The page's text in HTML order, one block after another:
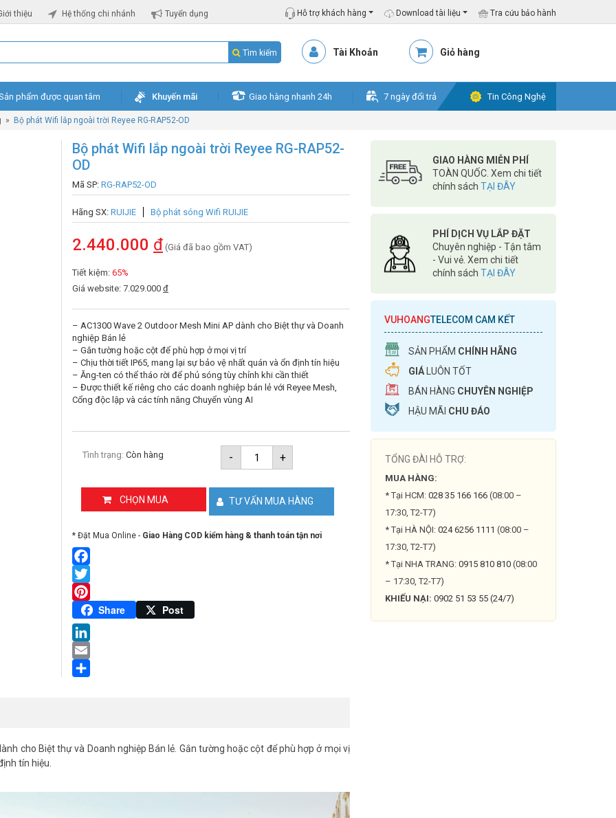
thiệu Hệ thống chi nhánh Tuyển dụng Hỗ trợ khách hàng Download tài liệu Tra cứu bảo hành
Tìm kiếm Tài Khoản Giỏ hàng
phẩm được quan tâm Khuyến mãi Giao hàng nhanh 24h 7 ngày đổi trả Tin Công Nghệ
» Bộ phát Wifi lắp ngoài trời Reyee RG-RAP52-OD
Bộ phát Wifi lắp ngoài trời Reyee RG-RAP52-
OD
Mã SP: RG-RAP52-OD
Hãng SX: RUIJIE Bộ phát sóng Wifi RUIJIE
2.440.000 đ (Giá đã bao gồm VAT)
Tiết kiệm: 65%
Giá website: 7.029.000 đ
– AC1300 Wave 2 Outdoor Mesh Mini AP dành cho Biệt thự và Doanh
nghiệp Bán lẻ
– Gắn tường hoặc cột để phù hợp ở mọi vị trí
– Chịu thời tiết IP65, mang lại sự bảo vệ nhất quán và ổn định tín hiệu
– Ăng-ten có thể tháo rời để phủ sóng tùy chỉnh khi cần thiết
– Được thiết kế riêng cho các doanh nghiệp bán lẻ với Reyee Mesh,
Cổng độc lập và các tính năng Chuyển vùng AI
-
Bộ
phát
Wifi
ngoài
trời
Reyee
RAP52-
+
Tình trạng: Còn hàng
CHỌN MUA TƯ VẤN MUA HÀNG
* Đặt Mua Online - Giao Hàng COD kiểm hàng & thanh toán tận nơi
Facebook
Twitter
Pinterest
Share Post
LinkedIn
Email
cho Biệt thự và Doanh nghiệp Bán lẻ. Gắn tường hoặc cột để phù hợp ở mọi vị
tín hiệu.
GIAO HÀNG MIỄN PHÍ
TOÀN QUỐC. Xem chi tiết
chính sách TẠI ĐÂY
PHÍ DỊCH VỤ LẮP ĐẶT
Chuyên nghiệp - Tận tâm
- Vui vẻ. Xem chi tiết
chính sách TẠI ĐÂY
VUHOANGTELECOM CAM KẾT
SẢN PHẨM CHÍNH HÃNG
GIÁ LUÔN TỐT
BÁN HÀNG CHUYÊN NGHIỆP
HẬU MÃI CHU ĐÁO
TỔNG ĐÀI HỖ TRỢ:
MUA HÀNG:
* Tại HCM: 028 35 166 166 (08:00 –
17:30, T2-T7)
* Tại HÀ NỘI: 024 6256 1111 (08:00 –
17:30, T2-T7)
* Tại NHA TRANG: 0915 810 810 (08:00
– 17:30, T2-T7)
KHIẾU NẠI: 0902 51 53 55 (24/7)